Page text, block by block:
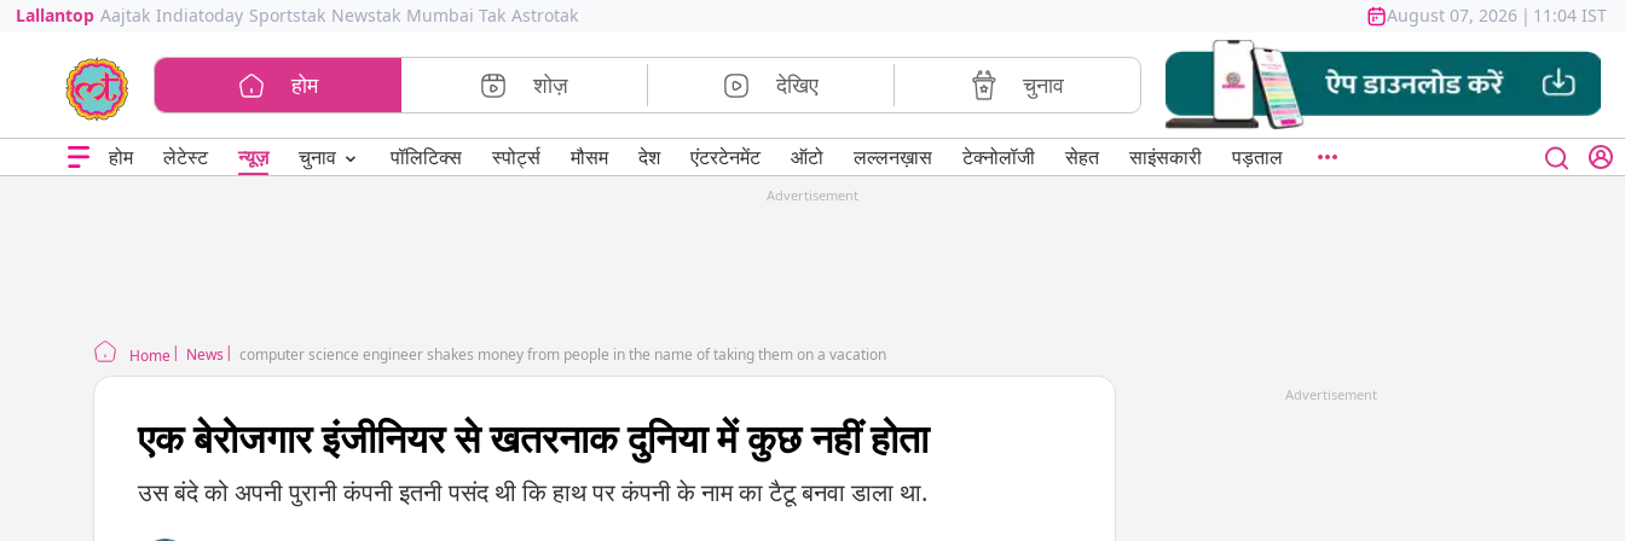
Lallantop Aajtak Indiatoday Sportstak Newstak Mumbai Tak Astrotak August 07, 2026 | 11:04 IST
होम शोज़ देखिए चुनाव
होम लेटेस्ट न्यूज़ चुनाव ⌄ पॉलिटिक्स स्पोर्ट्स मौसम देश एंटरटेनमेंट ऑटो लल्लनख़ास टेक्नोलॉजी सेहत साइंसकारी पड़ताल
Advertisement
Home News computer science engineer shakes money from people in the name of taking them on a vacation
एक बेरोजगार इंजीनियर से खतरनाक दुनिया में कुछ नहीं होता
उस बंदे को अपनी पुरानी कंपनी इतनी पसंद थी कि हाथ पर कंपनी के नाम का टैटू बनवा डाला था.
Advertisement